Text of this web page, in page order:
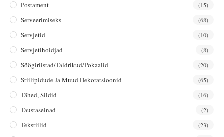
Postament (15)
Serveerimiseks (68)
Servjetid (10)
Servjetihoidjad (8)
Söögiriistad/taldrikud/pokaalid (20)
Stiilipidude Ja Muud Dekoratsioonid (65)
Tähed, Sildid (16)
Taustaseinad (2)
Tekstiilid (23)